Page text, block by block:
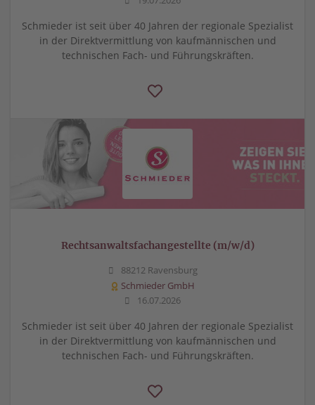
Schmieder ist seit über 40 Jahren der regionale Spezialist
in der Direktvermittlung von kaufmännischen und
technischen Fach- und Führungskräften.
Rechtsanwaltsfachangestellte (m/w/d)
88212 Ravensburg
Schmieder GmbH
16.07.2026
Schmieder ist seit über 40 Jahren der regionale Spezialist
in der Direktvermittlung von kaufmännischen und
technischen Fach- und Führungskräften.